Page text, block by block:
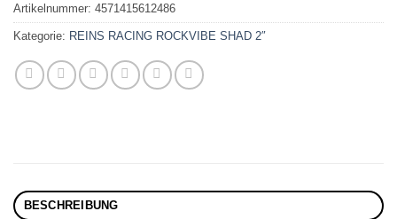
Artikelnummer: 4571415612486
Kategorie: REINS RACING ROCKVIBE SHAD 2″
BESCHREIBUNG